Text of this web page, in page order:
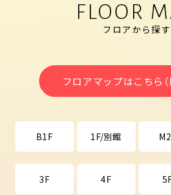
FLOOR
フロアから探す
フロアマップはこちら（
B1F 1F/別館
3F 4F